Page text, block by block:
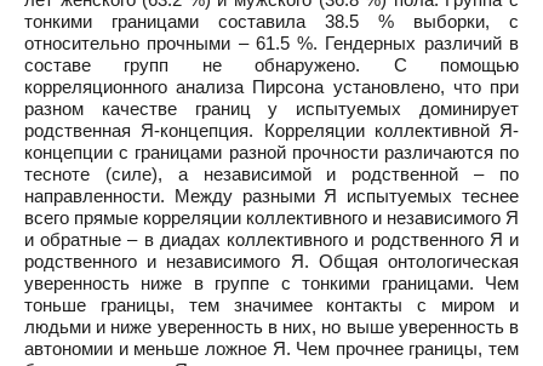
тонкими границами составила 38.5 % выборки, с
относительно прочными – 61.5 %. Гендерных различий в
составе групп не обнаружено. С помощью
корреляционного анализа Пирсона установлено, что при
разном качестве границ у испытуемых доминирует
родственная Я-концепция. Корреляции коллективной Я-
концепции с границами разной прочности различаются по
тесноте (силе), а независимой и родственной – по
направленности. Между разными Я испытуемых теснее
всего прямые корреляции коллективного и независимого Я
и обратные – в диадах коллективного и родственного Я и
родственного и независимого Я. Общая онтологическая
уверенность ниже в группе с тонкими границами. Чем
тоньше границы, тем значимее контакты с миром и
людьми и ниже уверенность в них, но выше уверенность в
автономии и меньше ложное Я. Чем прочнее границы, тем